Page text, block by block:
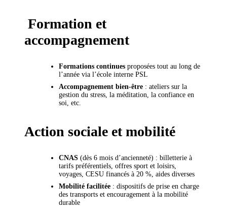
Formation et
accompagnement
Formations continues proposées tout au long de
l’année via l’école interne PSL
Accompagnement bien-être : ateliers sur la
gestion du stress, la méditation, la confiance en
soi, etc.
Action sociale et mobilité
CNAS (dès 6 mois d’ancienneté) : billetterie à
tarifs préférentiels, offres sport et loisirs,
voyages, CESU financés à 20 %, aides diverses
Mobilité facilitée : dispositifs de prise en charge
des transports et encouragement à la mobilité
durable